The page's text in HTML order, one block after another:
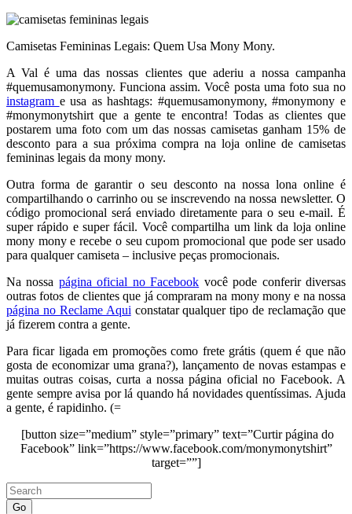
Camisetas Femininas Legais: Quem Usa Mony Mony.
A Val é uma das nossas clientes que aderiu a nossa campanha
#quemusamonymony. Funciona assim. Você posta uma foto sua no
instagram e usa as hashtags: #quemusamonymony, #monymony e
#monymonytshirt que a gente te encontra! Todas as clientes que
postarem uma foto com um das nossas camisetas ganham 15% de
desconto para a sua próxima compra na loja online de camisetas
femininas legais da mony mony.
Outra forma de garantir o seu desconto na nossa lona online é
compartilhando o carrinho ou se inscrevendo na nossa newsletter. O
código promocional será enviado diretamente para o seu e-mail. É
super rápido e super fácil. Você compartilha um link da loja online
mony mony e recebe o seu cupom promocional que pode ser usado
para qualquer camiseta – inclusive peças promocionais.
Na nossa página oficial no Facebook você pode conferir diversas
outras fotos de clientes que já compraram na mony mony e na nossa
página no Reclame Aqui constatar qualquer tipo de reclamação que
já fizerem contra a gente.
Para ficar ligada em promoções como frete grátis (quem é que não
gosta de economizar uma grana?), lançamento de novas estampas e
muitas outras coisas, curta a nossa página oficial no Facebook. A
gente sempre avisa por lá quando há novidades quentíssimas. Ajuda
a gente, é rapidinho. (=
[button size=”medium” style=”primary” text=”Curtir página do
Facebook” link=”https://www.facebook.com/monymonytshirt”
target=””]
Go